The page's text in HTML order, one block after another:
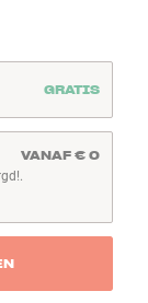
GRATIS
VANAF € 0